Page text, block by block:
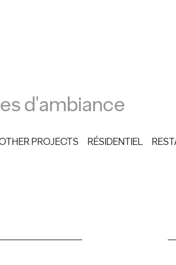
d'ambiance
PROJECTS RÉSIDENTIEL